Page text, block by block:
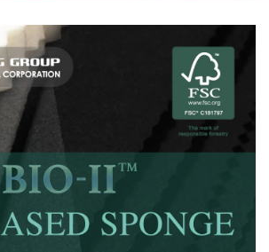
De
En Mousse